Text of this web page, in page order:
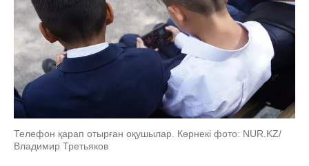
Телефон қарап отырған оқушылар. Көрнекі фото: NUR.KZ/
Владимир Третьяков